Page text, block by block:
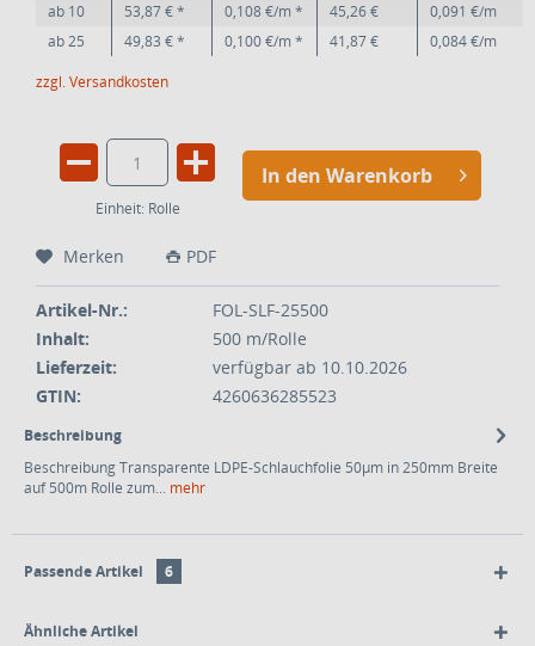
ab 10 53,87 € * 0,108 €/m * 45,26 €
0,091 €/m
ab25 49,83 € * 0,100 €/m * 41,87 €
0,084 €/m
zzgl. Versandkosten
Einheit: Rolle
In den Warenkorb
Merken PDF
Artikel-Nr.:
FOL-SLF-25500
Inhalt:
500 m/Rolle
Lieferzeit:
verfügbar ab 10.10.2026
GTIN:
4260636285523
Beschreibung
Beschreibung Transparente LDPE-Schlauchfolie 50µm in 250mm Breite
auf 500m Rolle zum... mehr
Passende Artikel 6
Ähnliche Artikel